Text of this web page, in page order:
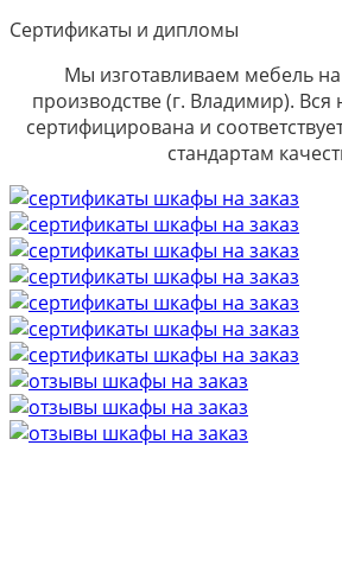
Сертификаты и дипломы
Мы изготавливаем мебель
производстве (г. Владимир).
сертифицирована и
стандартам